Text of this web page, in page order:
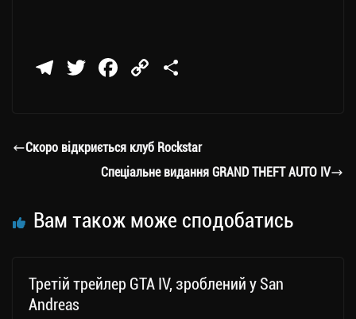
Te
a
T
er
Fa
ok
C
Li
nk
ли
ти
Скоро відкриється клуб Rockstar
Спеціальне видання GRAND THEFT AUTO IV
Вам також може сподобатись
Третій трейлер GTA IV, зроблений у San
Andreas